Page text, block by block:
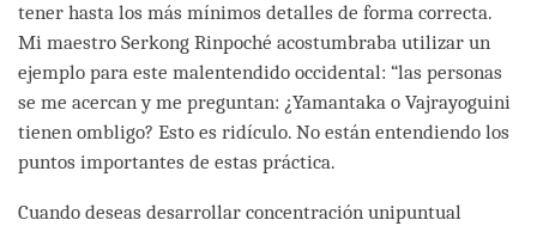
tener hasta los más mínimos detalles de forma correcta.
Mi maestro Serkong Rinpoché acostumbraba utilizar un
ejemplo para este malentendido occidental: “las personas
se me acercan y me preguntan: ¿Yamantaka o Vajrayoguini
tienen ombligo? Esto es ridículo. No están entendiendo los
puntos importantes de estas práctica.
Cuando deseas desarrollar concentración unipuntual